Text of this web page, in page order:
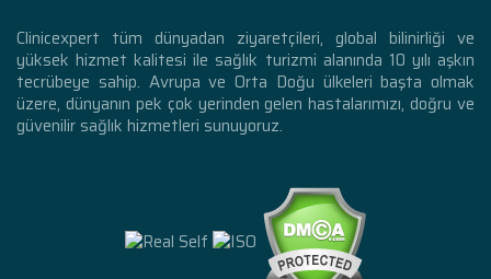
Clinicexpert tüm dünyadan ziyaretçileri, global bilinirliği ve
yüksek hizmet kalitesi ile sağlık turizmi alanında 10 yılı aşkın
tecrübeye sahip. Avrupa ve Orta Doğu ülkeleri başta olmak
üzere, dünyanın pek çok yerinden gelen hastalarımızı, doğru ve
güvenilir sağlık hizmetleri sunuyoruz.